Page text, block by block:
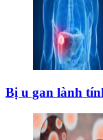
Bị u gan lành